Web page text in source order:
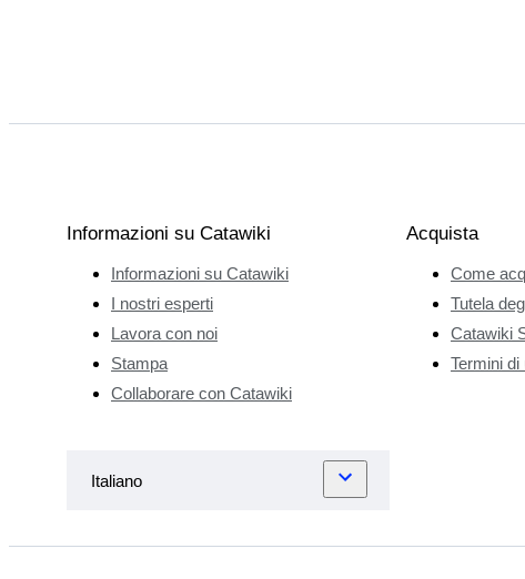
Informazioni su Catawiki
Informazioni su Catawiki
I nostri esperti
Lavora con noi
Stampa
Collaborare con Catawiki
Acquista
Come
Tutela
Catawiki
Termini